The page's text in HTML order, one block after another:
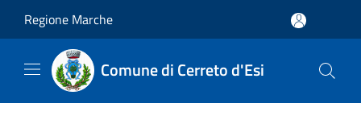
Regione Marche
Comune di Cerreto d'Esi